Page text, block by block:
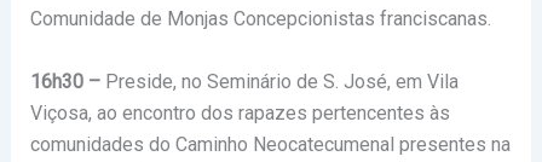
Comunidade de Monjas Concepcionistas franciscanas.
16h30 –Preside, no Seminário de S. José, em Vila
Viçosa, ao encontro dos rapazes pertencentes às
comunidades do Caminho Neocatecumenal presentes na